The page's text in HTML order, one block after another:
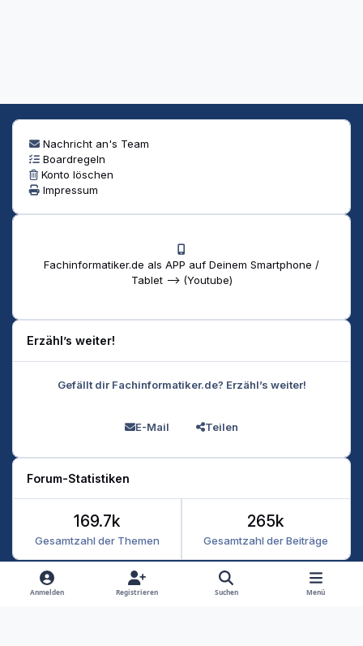
Nachricht an's Team
Boardregeln
Konto löschen
Impressum
Fachinformatiker.de als APP auf Deinem Smartphone /
Tablet --> (Youtube)
Erzähl’s weiter!
Gefällt dir Fachinformatiker.de? Erzähl’s weiter!
E-Mail Teilen
Forum-Statistiken
Gesamtzahl der Themen
169.7k
Gesamtzahl der Beiträge
265k
Heller Modus
Dunkler Modus
Systemeinstellung
Anmelden Registrieren Suchen Menü